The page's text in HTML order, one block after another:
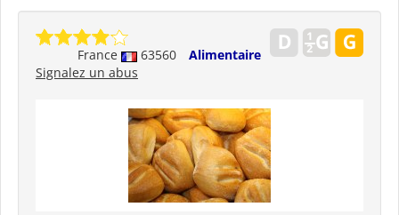
France 63560
Alimentaire
Signalez un abus